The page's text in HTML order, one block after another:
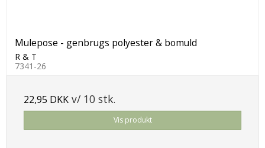
Mulepose - genbrugs polyester & bomuld
R & T
7341-26
22,95 DKK v/ 10 stk.
Vis produkt